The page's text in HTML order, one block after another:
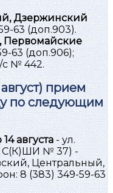
Дзержинский
63 (доп.903).
Первомайские
63 (доп.906);
№ 442.
прием
по следующим
августа- ул.
С(К)ШИ № 37) -
Центральный,
8 (383) 349-59-63